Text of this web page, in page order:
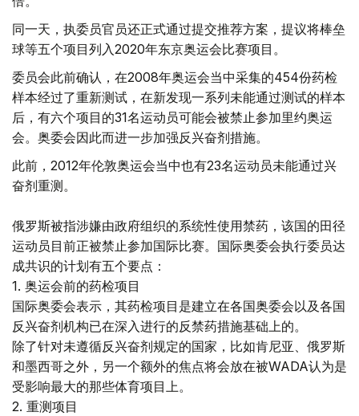
同一天，执委员官员还正式通过提交推荐方案，提议将棒垒
球等五个项目列入2020年东京奥运会比赛项目。
委员会此前确认，在2008年奥运会当中采集的454份药检
样本经过了重新测试，在新发现一系列未能通过测试的样本
后，有六个项目的31名运动员可能会被禁止参加里约奥运
会。奥委会因此而进一步加强反兴奋剂措施。
此前，2012年伦敦奥运会当中也有23名运动员未能通过兴
奋剂重测。
俄罗斯被指涉嫌由政府组织的系统性使用禁药，该国的田径
运动员目前正被禁止参加国际比赛。国际奥委会执行委员达
成共识的计划有五个要点：
1. 奥运会前的药检项目
国际奥委会表示，其药检项目是建立在各国奥委会以及各国
反兴奋剂机构已在深入进行的反禁药措施基础上的。
除了针对未遵循反兴奋剂规定的国家，比如肯尼亚、俄罗斯
和墨西哥之外，另一个额外的焦点将会放在被WADA认为是
受影响最大的那些体育项目上。
2. 重测项目